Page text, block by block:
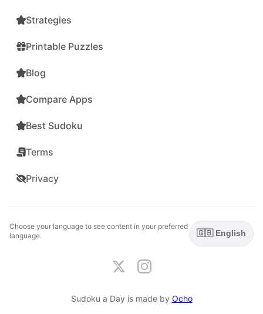
Strategies
Printable Puzzles
Blog
Compare Apps
Best Sudoku
Terms
Privacy
Choose your language to see content in your preferred
language
🇬🇧 English
Sudoku a Day is made by Ocho